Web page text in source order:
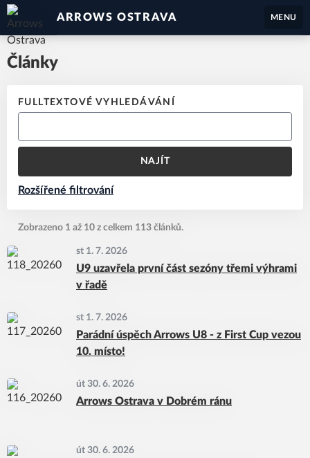
ARROWS OSTRAVA MENU
Články
FULLTEXTOVÉ VYHLEDÁVÁNÍ
NAJÍT
Rozšířené filtrování
Zobrazeno 1 až 10 z celkem 113 článků.
st 1. 7. 2026
U9 uzavřela první část sezóny třemi výhrami
v řadě
st 1. 7. 2026
Parádní úspěch Arrows U8 - z First Cup vezou
10. místo!
út 30. 6. 2026
Arrows Ostrava v Dobrém ránu
út 30. 6. 2026